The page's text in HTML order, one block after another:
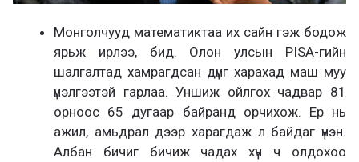
Монголчууд математиктаа их сайн гэж бодож
ярьж ирлээ, бид. Олон улсын PISA-гийн
шалгалтад хамрагдсан дүнг харахад маш муу
үнэлгээтэй гарлаа. Уншиж ойлгох чадвар 81
орноос 65 дугаар байранд орчихож. Ер нь
ажил, амьдрал дээр харагдаж л байдаг үнэн.
Албан бичиг бичиж чадах хүн ч олдохоо